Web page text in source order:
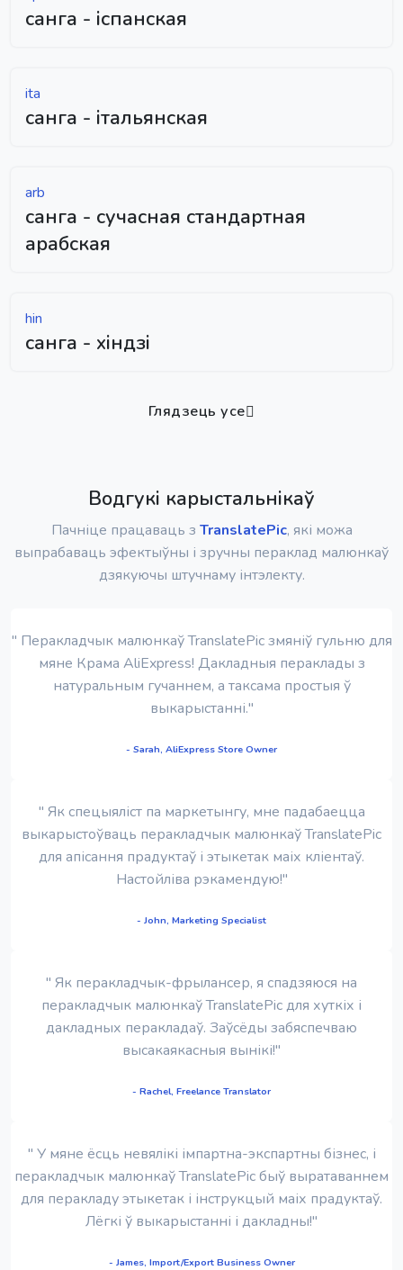
санга - іспанская
ita
санга - італьянская
arb
санга - сучасная стандартная
арабская
hin
санга - хіндзі
Глядзець усе
Водгукі карыстальнікаў
Пачніце працаваць з TranslatePic, які можа
выпрабаваць эфектыўны і зручны пераклад малюнкаў
дзякуючы штучнаму інтэлекту.
" Перакладчык малюнкаў TranslatePic змяніў гульню для
мяне Крама AliExpress! Дакладныя пераклады з
натуральным гучаннем, а таксама простыя ў
выкарыстанні."
- Sarah, AliExpress Store Owner
" Як спецыяліст па маркетынгу, мне падабаецца
выкарыстоўваць перакладчык малюнкаў TranslatePic
для апісання прадуктаў і этыкетак маіх кліентаў.
Настойліва рэкамендую!"
- John, Marketing Specialist
" Як перакладчык-фрылансер, я спадзяюся на
перакладчык малюнкаў TranslatePic для хуткіх і
дакладных перакладаў. Заўсёды забяспечваю
высакаякасныя вынікі!"
- Rachel, Freelance Translator
" У мяне ёсць невялікі імпартна-экспартны бізнес, і
перакладчык малюнкаў TranslatePic быў выратаваннем
для перакладу этыкетак і інструкцый маіх прадуктаў.
Лёгкі ў выкарыстанні і дакладны!"
- James, Import/Export Business Owner